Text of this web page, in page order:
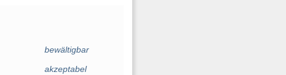
bewältigbar
akzeptabel